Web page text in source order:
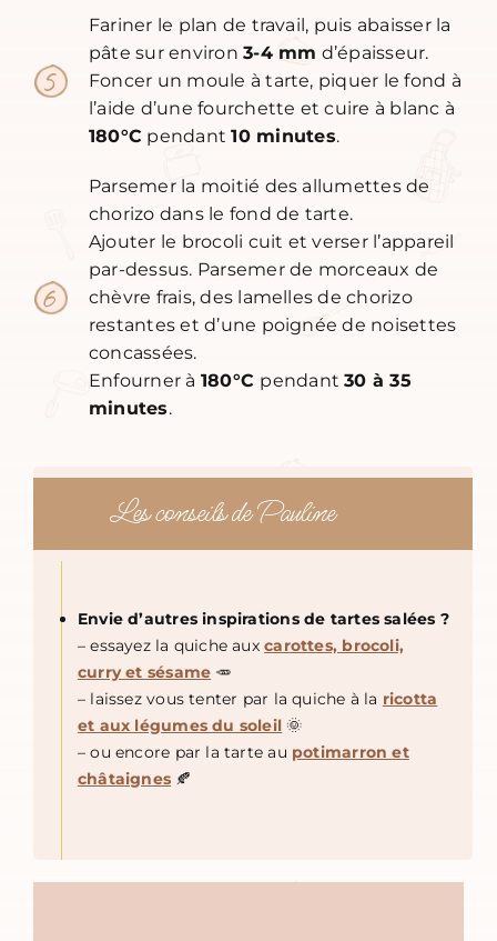
Fariner le plan de travail, puis abaisser la
pâte sur environ3-4 mm d’épaisseur.
Foncer un moule à tarte, piquer le fond à
l’aide d’une fourchette et cuire à blanc à
180°C pendant10 minutes.
Parsemer la moitié des allumettes de
chorizo dans le fond de tarte.
Ajouter le brocoli cuit et verser l’appareil
par-dessus. Parsemer de morceaux de
chèvre frais, des lamelles de chorizo
restantes et d’une poignée de noisettes
concassées.
Enfourner à 180°C pendant30 à 35
minutes.
Les conseils de Pauline
Envie d’autres inspirations de tartes salées ?
– essayez la quiche auxcarottes, brocoli,
curry et sésame 🥕
– laissez vous tenter par la quiche à la ricotta
et aux légumes du soleil 🌞
– ou encore par la tarte au potimarron et
châtaignes 🍂